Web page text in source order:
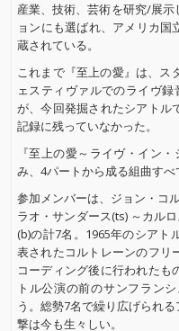
産業、技術、芸術を研究/展
ョンにも選ばれ、アメリカ
蔵されている。
これまで『至上の愛』は、ス
ェスティヴァルでのライヴ
が、今回発掘されたシアトル
記録に残っていなかった。
『至上の愛～ライヴ・イン
み、4パートから成る組曲すべ
参加メンバーは、ジョン・コ
ラオ・サンダース(ts) ～カル
(b)の計7名。1965年のシアト
表されたコルトレーンのフリ
コーディング後に行われたも
トル公演の前のサンフラン
う。総勢7名で繰り広げられ
撃は今も生々しい。